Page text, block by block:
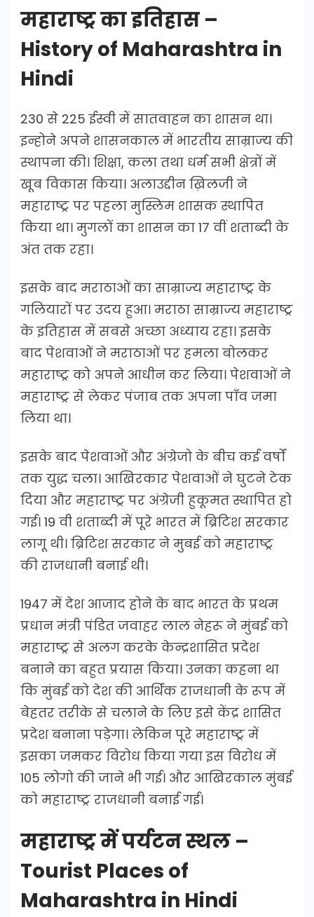
महाराष्ट्र का इतिहास –
History of Maharashtra in
Hindi
230 से 225 ईस्वी में सातवाहन का शासन था।
इन्होने अपने शासनकाल में भारतीय साम्राज्‍य की
स्‍थापना की। शिक्षा, कला तथा धर्म सभी क्षेत्रों में
खूब विकास किया। अलाउद्दीन ख़िलजी ने
महाराष्ट्र पर पहला मुस्लिम शासक स्थापित
किया था। मुगलों का शासन का 17 वीं शताब्दी के
अंत तक रहा।
इसके बाद मराठाओं का साम्राज्य महाराष्ट्र के
गलियारों पर उदय हुआ। मराठा साम्राज्य महाराष्ट्र
के इतिहास में सबसे अच्छा अध्याय रहा। इसके
बाद पेशवाओं ने मराठाओं पर हमला बोलकर
महाराष्ट्र को अपने आधीन कर लिया। पेशवाओं ने
महाराष्ट्र से लेकर पंजाब तक अपना पाँव जमा
लिया था।
इसके बाद पेशवाओं और अंग्रेजो के बीच कई वर्षों
तक युद्ध चला। आखिरकार पेशवाओं ने घुटने टेक
दिया और महाराष्ट्र पर अंग्रेजी हुकूमत स्थापित हो
गई। 19 वी शताब्दी में पूरे भारत में ब्रिटिश सरकार
लागू थी। ब्रिटिश सरकार ने मुबई को महाराष्ट्र
की राजधानी बनाई थी।
1947 में देश आजाद होने के बाद भारत के प्रथम
प्रधान मंत्री पंडित जवाहर लाल नेहरू ने मुंबई को
महाराष्ट्र से अलग करके केन्द्रशासित प्रदेश
बनाने का बहुत प्रयास किया। उनका कहना था
कि मुंबई को देश की आर्थिक राजधानी के रूप में
बेहतर तरीके से चलाने के लिए इसे केंद्र शासित
प्रदेश बनाना पड़ेगा। लेकिन पूरे महाराष्ट्र में
इसका जमकर विरोध किया गया इस विरोध में
105 लोगो की जाने भी गई। और आखिरकाल मुंबई
को महाराष्ट्र राजधानी बनाई गई।
महाराष्ट्र में पर्यटन स्थल –
Tourist Places of
Maharashtra in Hindi